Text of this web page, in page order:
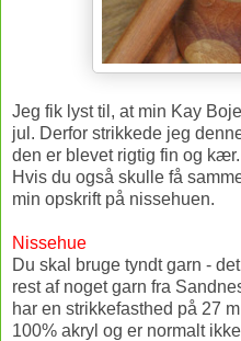
Jeg fik lyst til, at min Kay
jul. Derfor strikkede jeg
den er blevet rigtig fin og kær.
Hvis du også skulle få
min opskrift på nissehuen.
Nissehue
Du skal bruge tyndt garn -
rest af noget garn fra
har en strikkefasthed på 27
100% akryl og er normalt